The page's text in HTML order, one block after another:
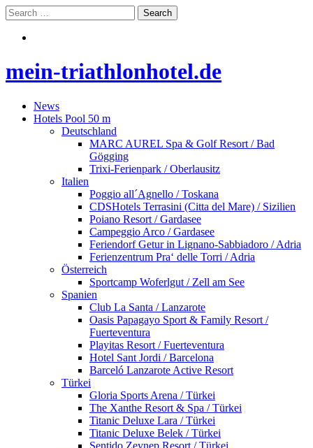
mein-triathlonhotel.de
News
Hotels Pool 50 m
Deutschland
MARC AUREL Spa & Golf Resort / Bad
Gögging
Trixi-Ferienpark / Oberlausitz
Italien
Poggio all´Agnello / Toskana
CDSHotels Terrasini (Citta del Mare) / Sizilien
Poiano Resort / Gardasee
Campeggio Arco / Gardasee
Feriendorf Getur in Lignano-Sabbiadoro / Adria
Ferienzentrum Pra‘ delle Torri / Adria
Österreich
Sportcamp Woferlgut / Zell am See
Spanien
Club La Santa / Lanzarote
Oasis Papagayo Sport & Family Resort /
Fuerteventura
Playitas Resort / Fuerteventura
Hotel Sant Jordi / Barcelona
Barceló Lanzarote Active Resort
Türkei
Gloria Sports Arena / Türkei
The Xanthe Resort & Spa / Türkei
Titanic Deluxe Lara / Türkei
Titanic Deluxe Belek / Türkei
Sentido Zeynep Resort / Türkei